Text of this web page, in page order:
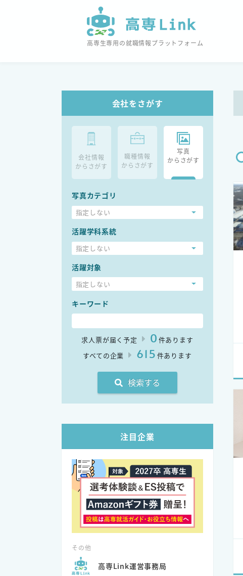
高専生専用の就職情報プラットフォーム
会社をさがす
会社情報
からさがす
職種情報
からさがす
写真
からさがす
写真カテゴリ
指定しない
活躍学科系統
指定しない
活躍対象
指定しない
キーワード
求人票が届く予定 0 件あります
すべての企業
615 件あります
検索する
注目企業
その他
高専Link運営事務局